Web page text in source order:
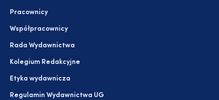
Pracownicy
Współpracownicy
Rada Wydawnictwa
Kolegium Redakcyjne
Etyka wydawnicza
Regulamin Wydawnictwa UG